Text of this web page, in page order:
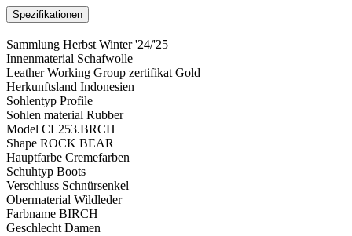
Spezifikationen
Sammlung Herbst Winter '24/'25
Innenmaterial Schafwolle
Leather Working Group zertifikatGold
Herkunftsland Indonesien
Sohlentyp Profile
Sohlen material Rubber
Model CL253.BRCH
Shape ROCK BEAR
Hauptfarbe Cremefarben
Schuhtyp Boots
Verschluss Schnürsenkel
Obermaterial Wildleder
Farbname BIRCH
GeschlechtDamen